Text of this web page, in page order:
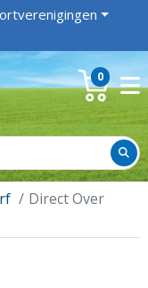
0
Direct Over